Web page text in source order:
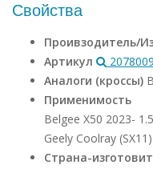
Свойства
Проивзодитель/
Артикул
Аналоги (кроссы)
Применимость
Belgee X50 2023-
Geely Coolray
Страна-